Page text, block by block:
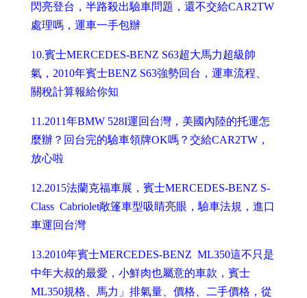
閃亮登台，半路殺出驗車問題，還不交給CAR2TW
處理嗎，運車一手包辦
10.賓士MERCEDES-BENZ S63超大馬力超級帥
氣，2010年賓士BENZ S63強勢回台，運車流程、
關稅計算報給你知
11.2011年BMW 528I運回台灣，美國內陸的托運怎
麼辦？回台完的驗車領牌OK嗎？交給CAR2TW，
放心啦
12.2015法蘭克福車展，賓士MERCEDES-BENZ S-
Class Cabriolet敞篷車型吸睛亮眼，驗車法規，進口
車運回台灣
13.2010年賓士MERCEDES-BENZ ML350這不只是
中年大叔的最愛，小鮮肉也屬意的車款，賓士
ML350規格、馬力」排氣量、價格、二手價格，從